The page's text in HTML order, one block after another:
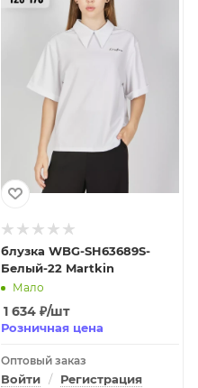
блузка WBG-SH63689S-
Белый-22 Martkin
Мало
1 634₽/шт
Розничная цена
Оптовый заказ
Войти / Регистрация